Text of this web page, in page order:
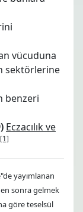
vücuduna
sektörlerine
benzeri
Eczacılık ve
[1]
yayımlanan
sonra gelmek
göre teselsül